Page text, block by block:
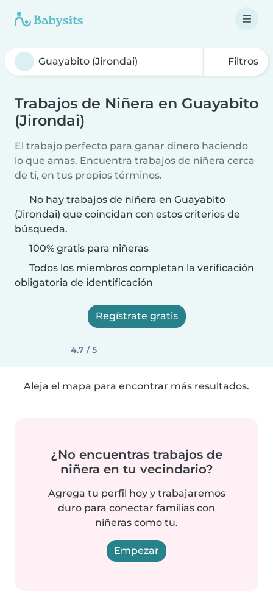
Filtros
Trabajos de Niñera en Guayabito
(Jirondai)
El trabajo perfecto para ganar dinero haciendo
lo que amas. Encuentra trabajos de niñera cerca
de ti, en tus propios términos.
No hay trabajos de niñera en Guayabito
(Jirondai) que coincidan con estos criterios de
búsqueda.
100% gratis para niñeras
Todos los miembros completan la verificación
obligatoria de identificación
Regístrate gratis
4.7 / 5
Aleja el mapa para encontrar más resultados.
¿No encuentras trabajos de
niñera en tu vecindario?
Agrega tu perfil hoy y trabajaremos
duro para conectar familias con
niñeras como tu.
Empezar